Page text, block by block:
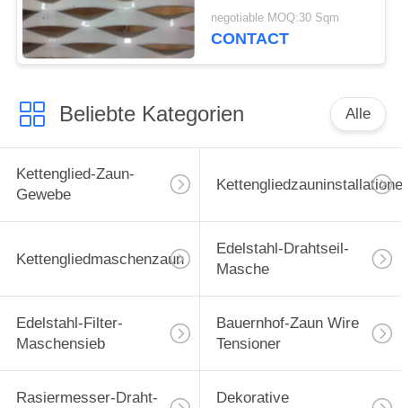
erweiterter
Drahtgewebe-
negotiable MOQ:30 Sqm
CONTACT
Beliebte Kategorien Alle
Kettenglied-Zaun-
Gewebe
Kettengliedmaschenzaun
Edelstahl-Drahtseil-
Masche
Edelstahl-Filter-
Maschensieb
Bauernhof-Zaun Wire
Tensioner
Rasiermesser-Draht- Dekorative